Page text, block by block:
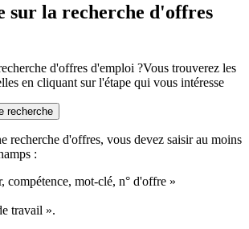
sur la recherche d'offres
d'offres d'emploi ?Vous trouverez les
en cliquant sur l'étape qui vous intéresse
recherche
recherche d'offres, vous devez saisir au moins
:
compétence, mot-clé, n° d'offre »
travail ».